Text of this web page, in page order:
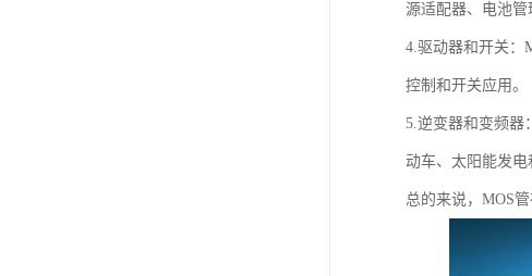
源适配器、电池管
4.驱动器和开关：
控制和开关应用。
5.逆变器和变频器
动车、太阳能发电
总的来说，MOS